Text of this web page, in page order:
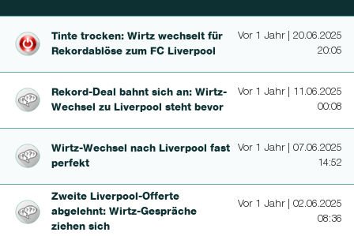
Tinte trocken: Wirtz wechselt für
Re­kor­dablöse zum FC Liverpool
Vor 1 Jahr | 20.06.2025
20:05
Rekord-Deal bahnt sich an: Wirtz-
Wechsel zu Liverpool steht bevor
Vor 1 Jahr | 11.06.2025
00:08
Wirtz-Wechsel nach Liverpool fast
perfekt
Vor 1 Jahr | 07.06.2025
14:52
Zweite Li­ver­pool-Offer­te
abgelehnt: Wirtz-Gespräche
ziehen sich
Vor 1 Jahr | 02.06.2025
08:36